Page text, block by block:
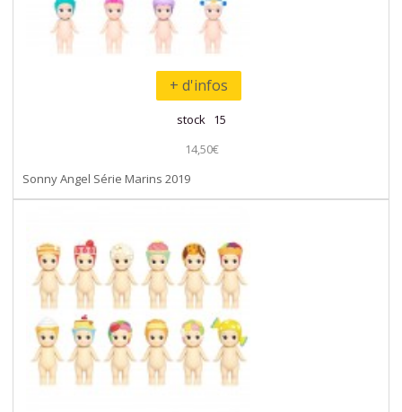
+ d'infos
stock 15
14,50€
Sonny Angel Série Marins 2019